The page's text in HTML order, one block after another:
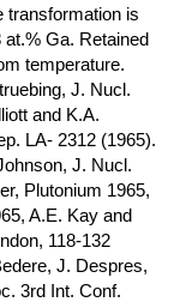
transformation is
Ga. Retained
temperature.
J. Nucl.
and K.A.
LA- 2312 (1965).
J. Nucl.
Plutonium 1965,
A.E. Kay and
118-132
J. Despres,
3rd Int. Conf.